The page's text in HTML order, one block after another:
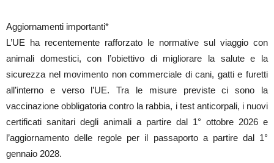
Aggiornamenti importanti*
L’UE ha recentemente rafforzato le normative sul viaggio con
animali domestici, con l’obiettivo di migliorare la salute e la
sicurezza nel movimento non commerciale di cani, gatti e furetti
all’interno e verso l’UE. Tra le misure previste ci sono la
vaccinazione obbligatoria contro la rabbia, i test anticorpali, i nuovi
certificati sanitari degli animali a partire dal 1° ottobre 2026 e
l’aggiornamento delle regole per il passaporto a partire dal 1°
gennaio 2028.